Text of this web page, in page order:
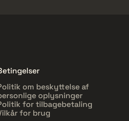
om beskyttelse af
oplysninger
for tilbagebetaling
for brug